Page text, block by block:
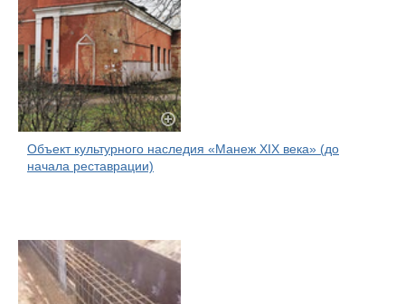
Объект культурного наследия «Манеж XIX века» (до
начала реставрации)